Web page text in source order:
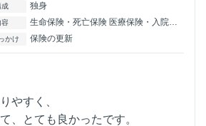
成 独身
容 生命保険・死亡保険 医療保険・入院保険 がん保険
かけ 保険の更新
やすく、
、とても良かったです。